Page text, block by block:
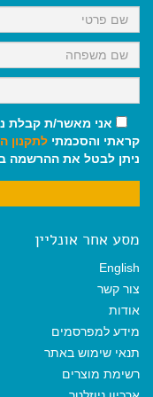
אני מאשר/ת קבלת
קראתי והסכמתי לתקנון
ניתן לבטל את ההרשמה
מסע אחר אונליין
English
צור קשר
אודות
מידע למפרסמים
תנאי שימוש באתר
רשימת מוצרים